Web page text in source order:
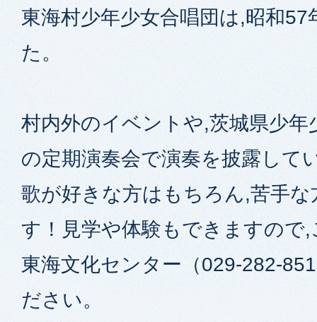
東海村少年少女合唱団は,昭和
た。
村内外のイベントや,茨城県少年
の定期演奏会で演奏を披露して
歌が好きな方はもちろん,苦手
す！見学や体験もできますので
東海文化センター（029-282-
ださい。